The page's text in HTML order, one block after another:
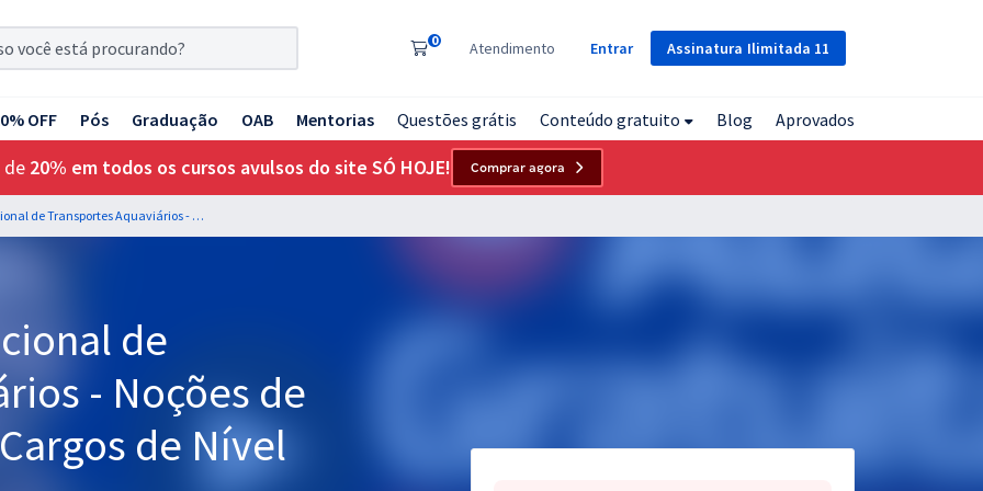
Assinatura Ilimitada 11
0 Atendimento Entrar
OFF Pós Graduação OAB Mentorias Questões grátis Conteúdo gratuito Blog Aprovados
de 20% em todos os cursos avulsos do site SÓ HOJE! Comprar agora
ANTAQ - Agência Nacional de Transportes Aquaviários - Noções de Informática para os Cargos de Nível Médio
de
- Noções de
de Nível